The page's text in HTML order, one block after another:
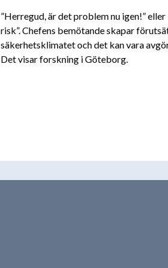
”Herregud, är det problem nu igen!”
risk”. Chefens bemötande skapar
säkerhetsklimatet och det kan vara
Det visar forskning i Göteborg.